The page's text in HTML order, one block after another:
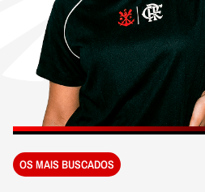
OS MAIS BUSCADOS